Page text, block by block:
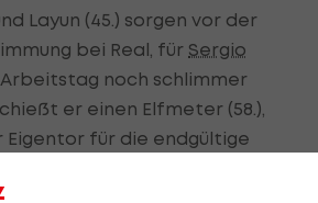
Layun (45.) sorgen vor der
bei Real, für Sergio
noch schlimmer
er einen Elfmeter (58.),
für die endgültige